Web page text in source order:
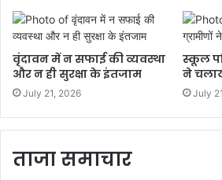
वृंदावन में न सफाई की व्यवस्था
और न ही सुरक्षा के इंतजाम
July 21, 2026
स्कूल
ने
July
ताजा समाचार